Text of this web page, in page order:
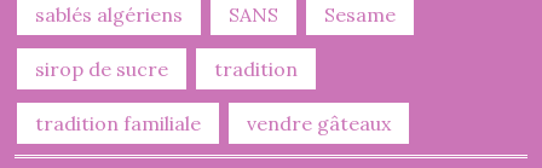
sablés algériens SANS Sesame
sirop de sucre tradition
tradition familiale vendre gâteaux